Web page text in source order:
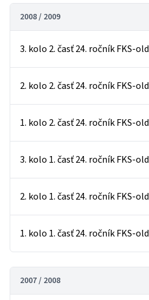
2008 / 2009
3. kolo 2. časť 24. ročník FKS-old
2. kolo 2. časť 24. ročník FKS-old
1. kolo 2. časť 24. ročník FKS-old
3. kolo 1. časť 24. ročník FKS-old
2. kolo 1. časť 24. ročník FKS-old
1. kolo 1. časť 24. ročník FKS-old
2007 / 2008